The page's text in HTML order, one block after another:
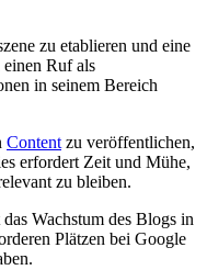
zu etablieren und eine
einen⁢ Ruf​ als
in seinem Bereich
Content zu⁤ veröffentlichen,
erfordert Zeit und Mühe,
‌zu bleiben.
Wachstum⁤ des Blogs in
Plätzen bei Google⁤